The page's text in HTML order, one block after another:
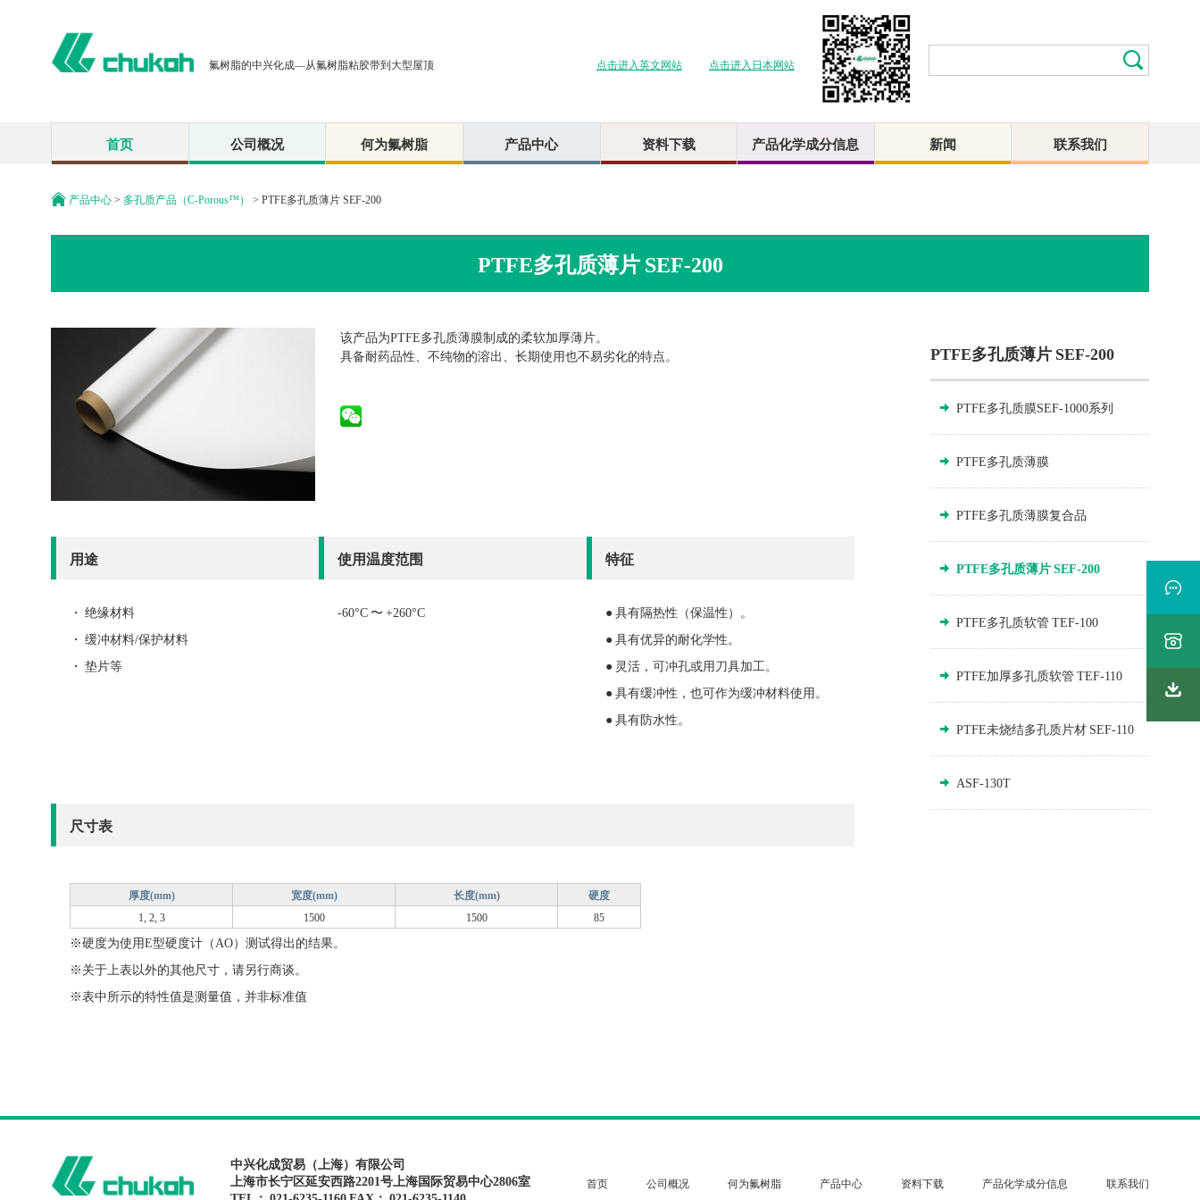
氟树脂的中兴化成—从氟树脂粘胶带到大型屋顶 点击进入日本网站
点击进入英文网站
首页 公司概况 何为氟树脂 产品中心 资料下载 产品化学成分信息 新闻 联系我们
产品中心> 多孔质产品（C-Porous™） > PTFE多孔质薄片 SEF-200
PTFE多孔质薄片 SEF-200
该产品为PTFE多孔质薄膜制成的柔软加厚薄片。
具备耐药品性、不纯物的溶出、长期使用也不易劣化的特点。
用途
・ 绝缘材料
・ 缓冲材料/保护材料
・ 垫片等
使用温度范围
-60°C 〜 +260°C
特征
● 具有隔热性（保温性）。
● 具有优异的耐化学性。
● 灵活，可冲孔或用刀具加工。
● 具有缓冲性，也可作为缓冲材料使用。
● 具有防水性。
尺寸表
厚度(mm) 宽度(mm) 长度(mm)
硬度
1, 2, 3
1500 1500 85
※硬度为使用E型硬度计（AO）测试得出的结果。
※关于上表以外的其他尺寸，请另行商谈。
※表中所示的特性值是测量值，并非标准值
PTFE多孔质薄片 SEF-200
PTFE多孔质膜SEF-1000系列
PTFE多孔质薄膜
PTFE多孔质薄膜复合品
PTFE多孔质薄片 SEF-200
PTFE多孔质软管 TEF-100
PTFE加厚多孔质软管 TEF-110
PTFE未烧结多孔质片材 SEF-110
ASF-130T
中兴化成贸易（上海）有限公司
上海市长宁区延安西路2201号上海国际贸易中心2806室
首页 公司概况 何为氟树脂 产品中心 资料下载 产品化学成分信息 联系我们